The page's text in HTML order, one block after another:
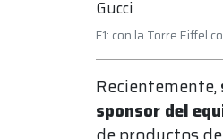
F1: con la Torre Eiffel
Recientemente,
sponsor del